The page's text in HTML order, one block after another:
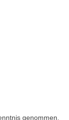
genommen.